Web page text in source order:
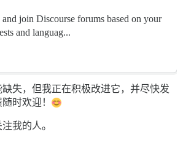
join Discourse forums based on your
and languag...
失，但我正在积极改进它，并尽快发
时欢迎！
我的人。